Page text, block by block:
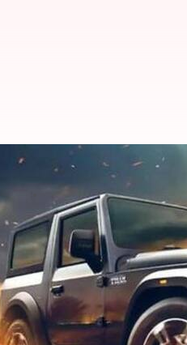
SUVs:
Dec 13, 2023 12:21 pm
వాహనాల మార్కెట్
మహీంద్రాస్కార్పియో,
వాహనాలు ఇండియాలో
మోటార్స్, MG మోటార్,